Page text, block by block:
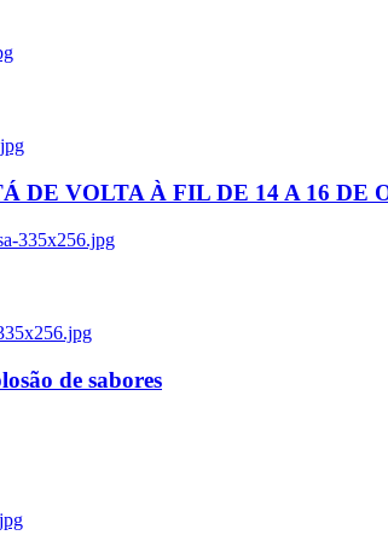
DE VOLTA À FIL DE 14 A 16 DE
335x256.jpg
de sabores